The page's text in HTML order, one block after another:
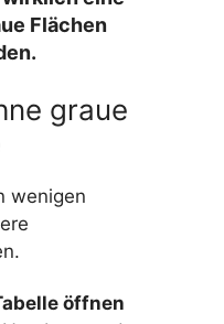
Flächen
graue
wenigen
öffnen